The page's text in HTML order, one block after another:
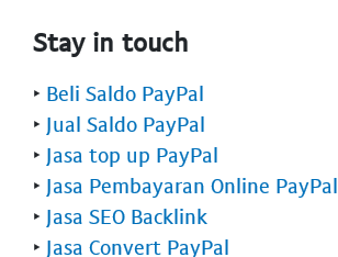
Stay in touch
‣ Beli Saldo PayPal
‣ Jual Saldo PayPal
‣ Jasa top up PayPal
‣ Jasa Pembayaran Online PayPal
‣ Jasa SEO Backlink
‣ Jasa Convert PayPal